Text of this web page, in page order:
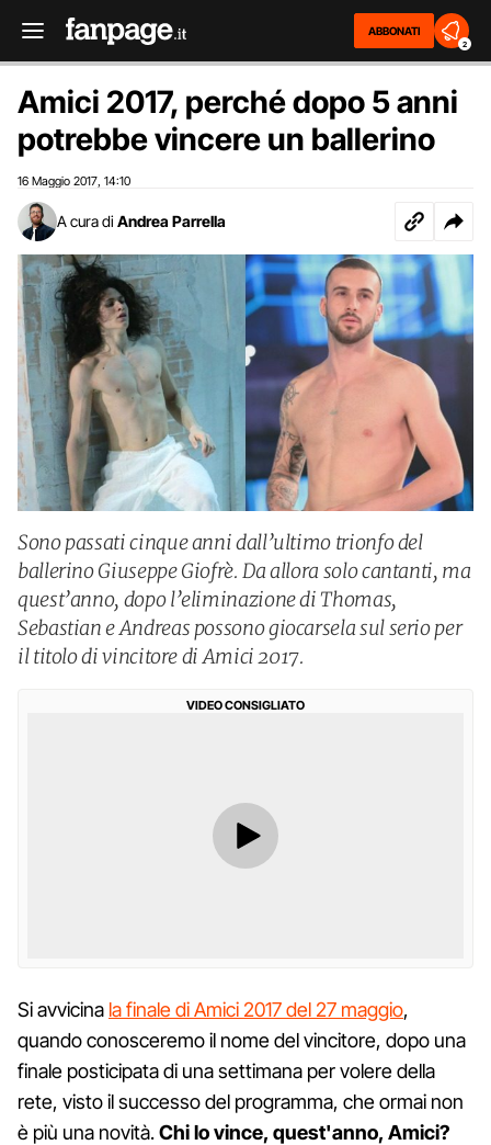
ABBONATI
2
Amici 2017, perché dopo 5 anni
potrebbe vincere un ballerino
16 Maggio 2017 14:10
A cura di Andrea Parrella
Sono passati cinque anni dall’ultimo trionfo del
ballerino Giuseppe Giofrè. Da allora solo cantanti, ma
quest’anno, dopo l’eliminazione di Thomas,
Sebastian e Andreas possono giocarsela sul serio per
il titolo di vincitore di Amici 2017.
VIDEO CONSIGLIATO
Si avvicina la finale di Amici 2017 del 27 maggio,
quando conosceremo il nome del vincitore, dopo una
finale posticipata di una settimana per volere della
rete, visto il successo del programma, che ormai non
è più una novità.Chi lo vince, quest'anno, Amici?